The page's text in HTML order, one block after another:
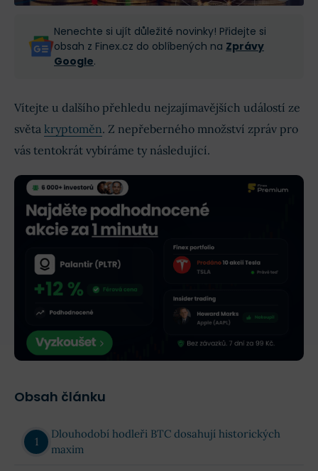
Nenechte si ujít důležité novinky! Přidejte si
obsah z Finex.cz do oblíbených na Zprávy
Google.
Vítejte u dalšího přehledu nejzajímavějších událostí ze
světa kryptoměn. Z nepřeberného množství zpráv pro
vás tentokrát vybíráme ty následující.
Obsah článku
Dlouhodobí hodleři BTC dosahují historických
maxim